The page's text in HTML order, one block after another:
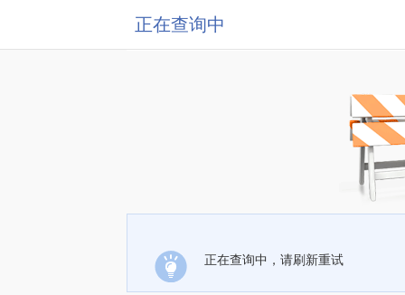
正在查询中
正在查询中，请刷新重试